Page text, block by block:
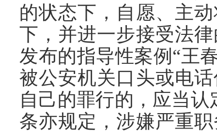
的状态下，自愿、主
下，并进一步接受法
发布的指导性案例 “王
被公安机关口头或电
自己的罪行的，应当
条亦规定，涉嫌严重